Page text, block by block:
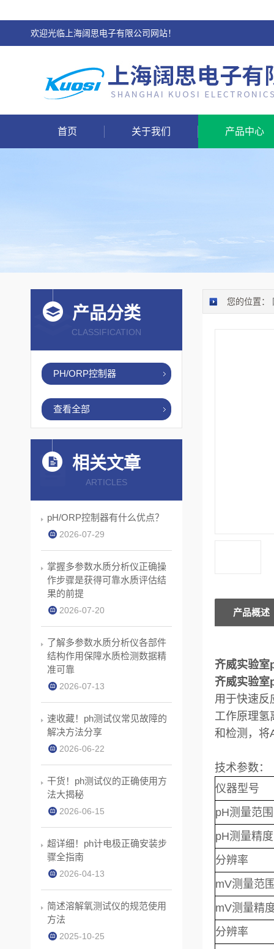
欢迎光临上海阔思电子有限公司网站！
首页 关于我们 产品中心
您的位置：
产品概述
齐威实验室
齐威实验室
用于快速反
工作原理氢
和检测，将
技术参数：
仪器型号
pH测量范围
pH测量精度
分辨率
mV测量范
mV测量精
分辨率
产品分类
CLASSIFICATION
PH/ORP控制器
查看全部
相关文章
ARTICLES
pH/ORP控制器有什么优点？
2026-07-29
掌握多参数水质分析仪正确操
作步骤是获得可靠水质评估结
果的前提
2026-07-20
了解多参数水质分析仪各部件
结构作用保障水质检测数据精
准可靠
2026-07-13
速收藏！ph测试仪常见故障的
解决方法分享
2026-06-22
干货！ph测试仪的正确使用方
法大揭秘
2026-06-15
超详细！ph计电极正确安装步
骤全指南
2026-04-13
简述溶解氧测试仪的规范使用
方法
2025-10-25